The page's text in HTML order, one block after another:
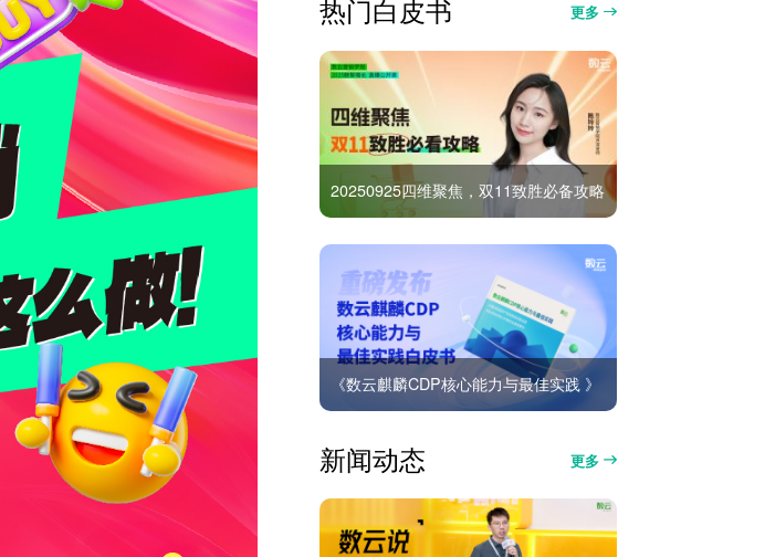
热门白皮书 更多
20250925四维聚焦，双11致胜必备攻略
《数云麒麟CDP核心能力与最佳实践 》
新闻动态 更多